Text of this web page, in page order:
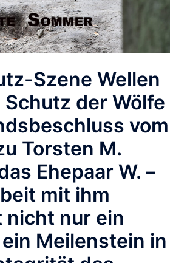
Szene Wellen
der Wölfe
vom
Torsten M.
Ehepaar W. –
mit ihm
nicht nur ein
Meilenstein in